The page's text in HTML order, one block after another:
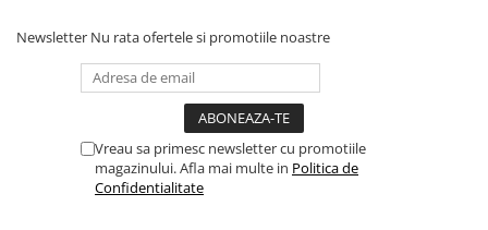
Newsletter Nu rata ofertele si promotiile noastre
Vreau sa primesc newsletter cu promotiile
magazinului. Afla mai multe in Politica de
Confidentialitate